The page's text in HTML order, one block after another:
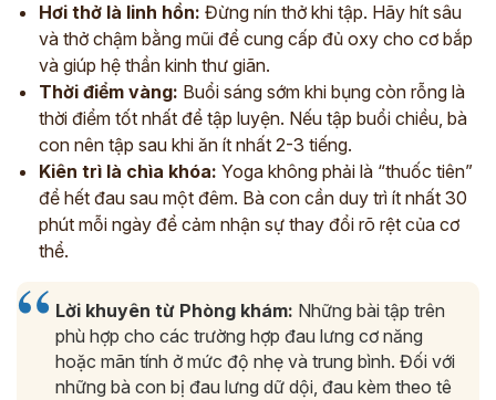
Hơi thở là linh hồn: Đừng nín thở khi tập. Hãy hít sâu
và thở chậm bằng mũi để cung cấp đủ oxy cho cơ bắp
và giúp hệ thần kinh thư giãn.
Thời điểm vàng: Buổi sáng sớm khi bụng còn rỗng là
thời điểm tốt nhất để tập luyện. Nếu tập buổi chiều, bà
con nên tập sau khi ăn ít nhất 2-3 tiếng.
Kiên trì là chìa khóa: Yoga không phải là “thuốc tiên”
để hết đau sau một đêm. Bà con cần duy trì ít nhất 30
phút mỗi ngày để cảm nhận sự thay đổi rõ rệt của cơ
thể.
Lời khuyên từ Phòng khám: Những bài tập trên
phù hợp cho các trường hợp đau lưng cơ năng
hoặc mãn tính ở mức độ nhẹ và trung bình. Đối với
những bà con bị đau lưng dữ dội, đau kèm theo tê